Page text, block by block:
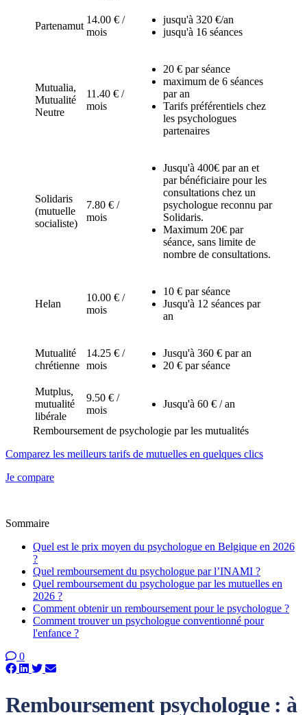
Partenamut
14.00 € /
mois
jusqu'à 320 €/an
jusqu'à 16 séances
Mutualia,
Mutualité
Neutre
11.40 € /
mois
20 € par séance
maximum de 6 séances
par an
Tarifs préférentiels chez
les psychologues
partenaires
Solidaris
(mutuelle
socialiste)
7.80 € /
mois
Jusqu'à 400€ par an et
par bénéficiaire pour les
consultations chez un
psychologue reconnu par
Solidaris.
Maximum 20€ par
séance, sans limite de
nombre de consultations.
Helan
10.00 € /
mois
10 € par séance
Jusqu'à 12 séances par
an
Mutualité
chrétienne
14.25 € /
mois
Jusqu'à 360 € par an
20 € par séance
Mutplus,
mutualité
libérale
9.50 € /
mois
Jusqu'à 60 € / an
Remboursement de psychologie par les mutualités
Comparez les meilleurs tarifs de mutuelles en quelques clics
Je compare
Sommaire
Quel est le prix moyen du psychologue en Belgique en 2026
?
Quel remboursement du psychologue par l’INAMI ?
Quel remboursement du psychologue par les mutuelles en
2026 ?
Comment obtenir un remboursement pour le psychologue ?
Comment trouver un psychologue conventionné pour
l'enfance ?
0
Remboursement psychologue : à